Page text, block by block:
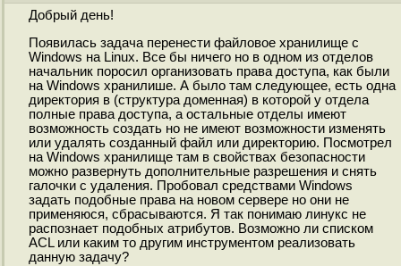
Добрый день!
Появилась задача перенести файловое хранилище с
Windows на Linux. Все бы ничего но в одном из отделов
начальник поросил организовать права доступа, как были
на Windows хранилише. А было там следующее, есть одна
директория в (структура доменная) в которой у отдела
полные права доступа, а остальные отделы имеют
возможность создать но не имеют возможности изменять
или удалять созданный файл или директорию. Посмотрел
на Windows хранилище там в свойствах безопасности
можно развернуть дополнительные разрешения и снять
галочки с удаления. Пробовал средствами Windows
задать подобные права на новом сервере но они не
применяюся, сбрасываются. Я так понимаю линукс не
распознает подобных атрибутов. Возможно ли списком
ACL или каким то другим инструментом реализовать
данную задачу?